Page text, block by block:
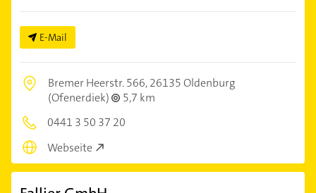
E-Mail
Bremer Heerstr. 566,26135 Oldenburg
(Ofenerdiek)
5,7 km
0441 3 50 37 20
Webseite